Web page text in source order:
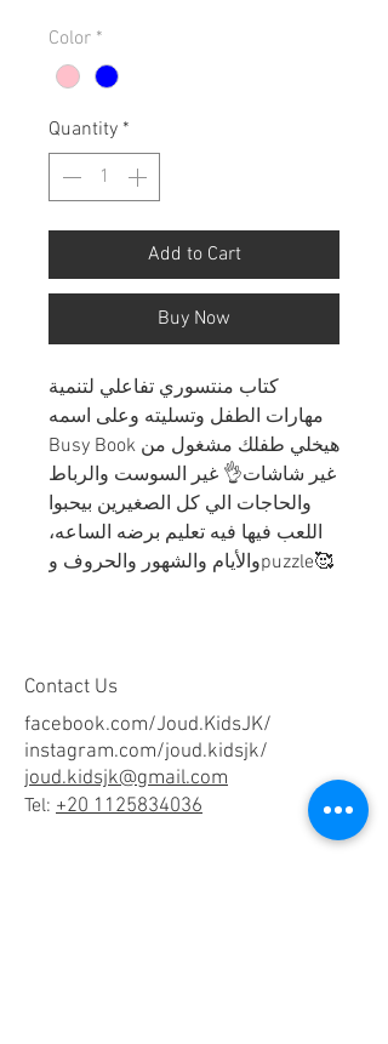
Color *
Quantity *
Add to Cart
Buy Now
كتاب منتسوري تفاعلي لتنمية
مهارات الطفل وتسليته وعلى اسمه
Busy Book هيخلي طفلك مشغول من
غير شاشات👌 غير السوست والرباط
والحاجات الي كل الصغيرين بيحبوا
اللعب فيها فيه تعليم برضه الساعه،
والأيام والشهور والحروف وpuzzle🥰
Contact Us
facebook.com/Joud.KidsJK/
instagram.com/joud.kidsjk/
joud.kidsjk@gmail.com
Tel: +20 1125834036